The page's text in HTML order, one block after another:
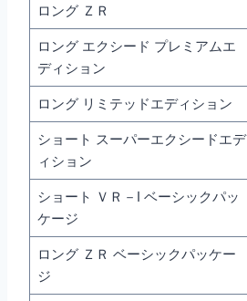
ロング ＺＲ
ロング エクシード プレミアムエ
ディション
ロング リミテッドエディション
ショート スーパーエクシードエデ
ィション
ショート ＶＲ－I ベーシックパッ
ケージ
ロング ＺＲ ベーシックパッケー
ジ